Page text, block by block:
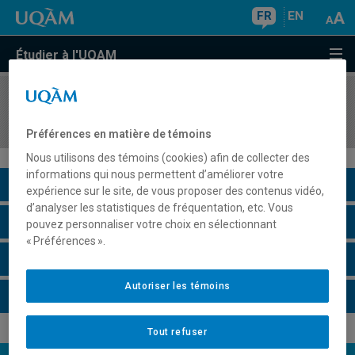
FR EN
Étudier à l'UQAM
COURS//
Description du cours
Horaire - Été 2026
Préférences en matière de témoins
Nous utilisons des témoins (cookies) afin de collecter des
informations qui nous permettent d’améliorer votre
expérience sur le site, de vous proposer des contenus vidéo,
d’analyser les statistiques de fréquentation, etc. Vous
pouvez personnaliser votre choix en sélectionnant
« Préférences ».
Tout refuser
Autoriser les témoins